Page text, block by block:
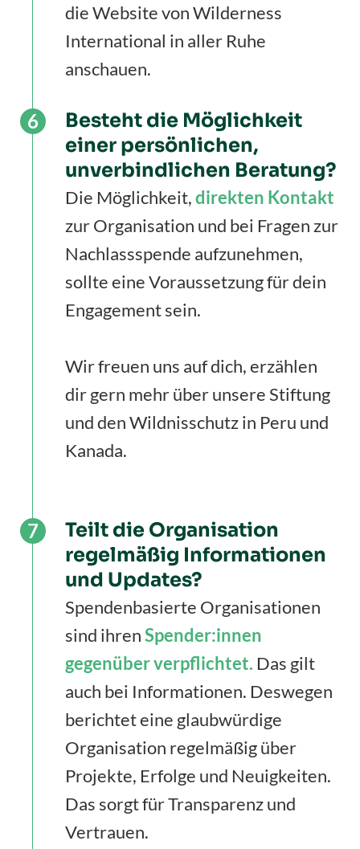
die Website von Wilderness
International in aller Ruhe
anschauen.
Besteht die Möglichkeit
einer persönlichen,
unverbindlichen Beratung?
Die Möglichkeit,direkten Kontakt
zur Organisation und bei Fragen zur
Nachlassspende aufzunehmen,
sollte eine Voraussetzung für dein
Engagement sein.
Wir freuen uns auf dich, erzählen
dir gern mehr über unsere Stiftung
und den Wildnisschutz in Peru und
Kanada.
Teilt die Organisation
regelmäßig Informationen
und Updates?
Spendenbasierte Organisationen
sind ihrenSpender:innen
gegenüber verpflichtet. Das gilt
auch bei Informationen. Deswegen
berichtet eine glaubwürdige
Organisation regelmäßig über
Projekte, Erfolge und Neuigkeiten.
Das sorgt für Transparenz und
Vertrauen.